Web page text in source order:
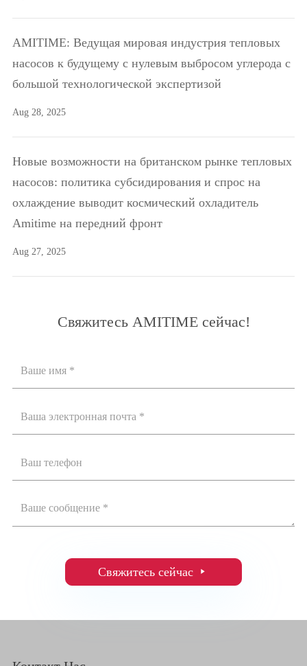
AMITIME: Ведущая мировая индустрия тепловых
насосов к будущему с нулевым выбросом углерода с
большой технологической экспертизой
Aug 28, 2025
Новые возможности на британском рынке тепловых
насосов: политика субсидирования и спрос на
охлаждение выводит космический охладитель
Amitime на передний фронт
Aug 27, 2025
Свяжитесь AMITIME сейчас!
Свяжитесь сейчас 